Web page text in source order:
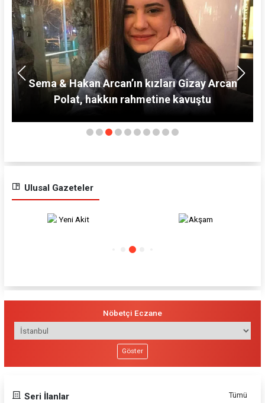
HAKEM HATASI LİDERLİĞİ BELİRLEDİ
Ulusal Gazeteler
Nöbetçi Eczane
Göster
Seri İlanlar Tümü